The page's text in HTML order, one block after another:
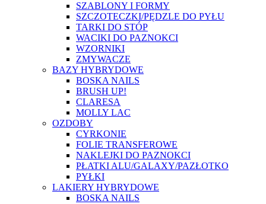
SZABLONY I FORMY
SZCZOTECZKI/PĘDZLE DO PYŁU
TARKI DO STÓP
WACIKI DO PAZNOKCI
WZORNIKI
ZMYWACZE
BAZY HYBRYDOWE
BOSKA NAILS
BRUSH UP!
CLARESA
MOLLY LAC
OZDOBY
CYRKONIE
FOLIE TRANSFEROWE
NAKLEJKI DO PAZNOKCI
PŁATKI ALU/GALAXY/PAZŁOTKO
PYŁKI
LAKIERY HYBRYDOWE
BOSKA NAILS